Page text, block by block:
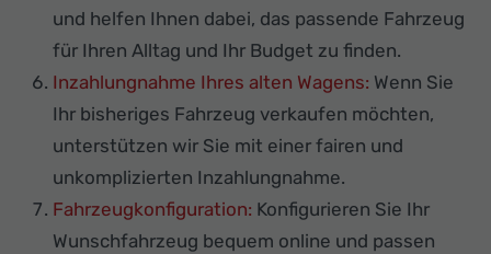
und helfen Ihnen dabei, das passende Fahrzeug
für Ihren Alltag und Ihr Budget zu finden.
Inzahlungnahme Ihres alten Wagens: Wenn Sie
Ihr bisheriges Fahrzeug verkaufen möchten,
unterstützen wir Sie mit einer fairen und
unkomplizierten Inzahlungnahme.
Fahrzeugkonfiguration: Konfigurieren Sie Ihr
Wunschfahrzeug bequem online und passen